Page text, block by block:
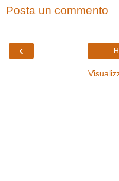
Posta un commento
‹